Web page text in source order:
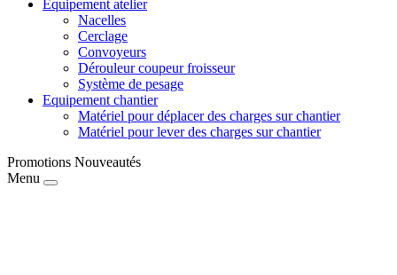
Equipement atelier
Nacelles
Cerclage
Convoyeurs
Dérouleur coupeur froisseur
Système de pesage
Equipement chantier
Matériel pour déplacer des charges sur chantier
Matériel pour lever des charges sur chantier
Promotions Nouveautés
Menu